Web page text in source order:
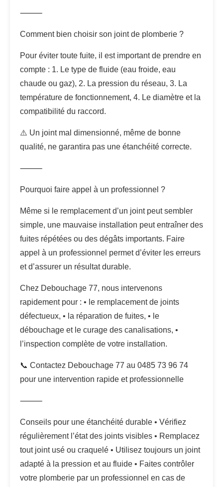
⸻
Comment bien choisir son joint de plomberie ?
Pour éviter toute fuite, il est important de prendre en
compte : 1. Le type de fluide (eau froide, eau
chaude ou gaz), 2. La pression du réseau, 3. La
température de fonctionnement, 4. Le diamètre et la
compatibilité du raccord.
⚠️ Un joint mal dimensionné, même de bonne
qualité, ne garantira pas une étanchéité correcte.
⸻
Pourquoi faire appel à un professionnel ?
Même si le remplacement d’un joint peut sembler
simple, une mauvaise installation peut entraîner des
fuites répétées ou des dégâts importants. Faire
appel à un professionnel permet d’éviter les erreurs
et d’assurer un résultat durable.
Chez Debouchage 77, nous intervenons
rapidement pour : • le remplacement de joints
défectueux, • la réparation de fuites, • le
débouchage et le curage des canalisations, •
l’inspection complète de votre installation.
📞 Contactez Debouchage 77 au 0485 73 96 74
pour une intervention rapide et professionnelle
⸻
Conseils pour une étanchéité durable • Vérifiez
régulièrement l’état des joints visibles • Remplacez
tout joint usé ou craquelé • Utilisez toujours un joint
adapté à la pression et au fluide • Faites contrôler
votre plomberie par un professionnel en cas de